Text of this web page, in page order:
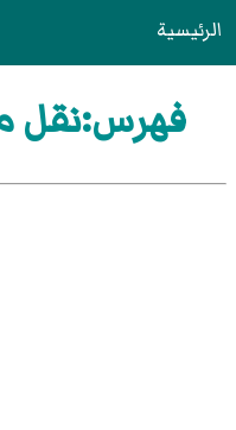
الرئيسية
فهرس:نقل